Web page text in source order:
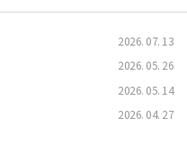
2026. 07. 13
2026. 05. 26
2026. 05. 14
2026. 04. 27